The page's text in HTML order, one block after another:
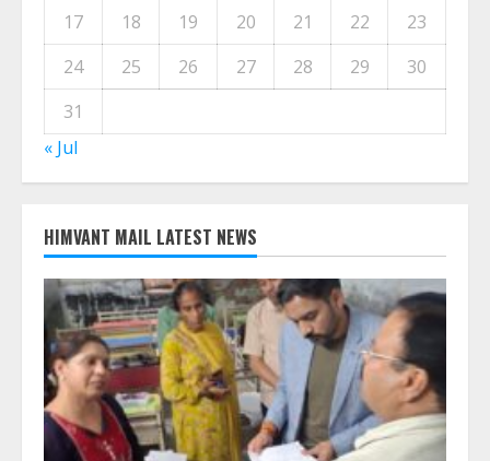
17 18 19 20 21 22
23
24
25 26 27 28 29
30
31
« Jul
HIMVANT MAIL LATEST NEWS